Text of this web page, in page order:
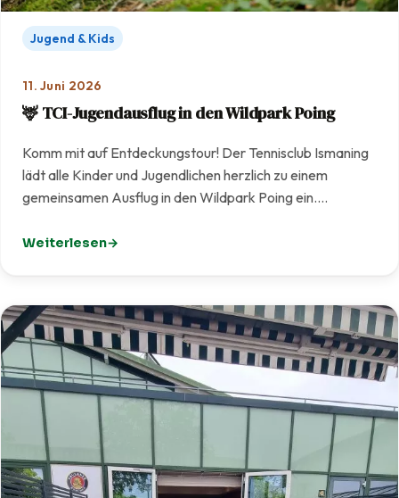
Jugend & Kids
11. Juni 2026
🦌 TCI-Jugendausflug in den Wildpark Poing
Komm mit auf Entdeckungstour! Der Tennisclub Ismaning
lädt alle Kinder und Jugendlichen herzlich zu einem
gemeinsamen Ausflug in den Wildpark Poing ein.…
Weiterlesen
: 🦌 TCI-Jugendausflug in den Wildpark Poing